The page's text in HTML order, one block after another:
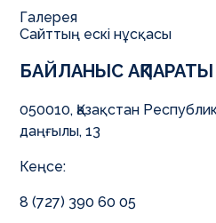
БАЙЛАНЫС АҚПАРАТЫ
050010, Қазақстан
даңғылы, 13
Кеңсе:
8 (727) 390 60 05
Галерея
Сайттың ескі нұсқасы